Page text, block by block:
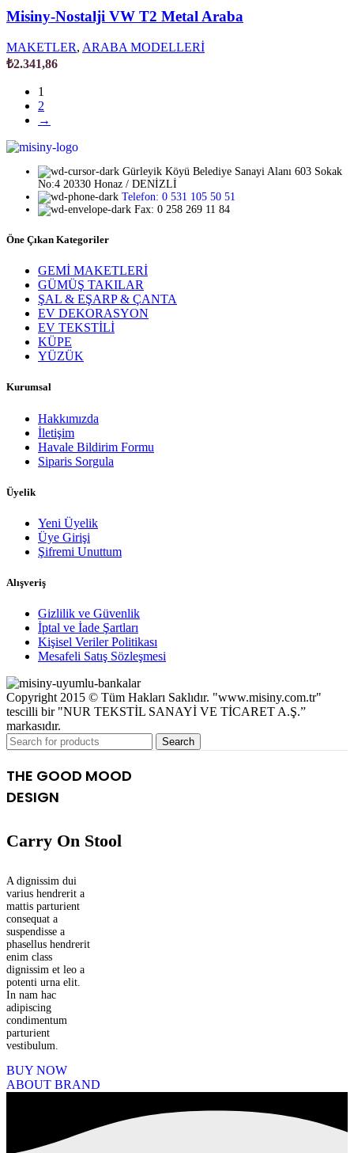
Misiny-Nostalji VW T2 Metal Araba
MAKETLER, ARABA MODELLERİ
₺2.341,86
1
2
→
Gürleyik Köyü Belediye Sanayi Alanı 603 Sokak
No:4 20330 Honaz / DENİZLİ
Telefon: 0 531 105 50 51
Fax: 0 258 269 11 84
Öne Çıkan Kategoriler
GEMİ MAKETLERİ
GÜMÜŞ TAKILAR
ŞAL & EŞARP & ÇANTA
EV DEKORASYON
EV TEKSTİLİ
KÜPE
YÜZÜK
Kurumsal
Hakkımızda
İletişim
Havale Bildirim Formu
Siparis Sorgula
Üyelik
Yeni Üyelik
Üye Girişi
Şifremi Unuttum
Alışveriş
Gizlilik ve Güvenlik
İptal ve İade Şartları
Kişisel Veriler Politikası
Mesafeli Satış Sözleşmesi
Copyright 2015 © Tüm Hakları Saklıdır. "www.misiny.com.tr"
tescilli bir "NUR TEKSTİL SANAYİ VE TİCARET A.Ş.”
markasıdır.
Search
THE GOOD MOOD
DESIGN
Carry On Stool
A dignissim dui
varius hendrerit a
mattis parturient
consequat a
suspendisse a
phasellus hendrerit
enim class
dignissim et leo a
potenti urna elit.
In nam hac
adipiscing
condimentum
parturient
vestibulum.
BUY NOW
ABOUT BRAND